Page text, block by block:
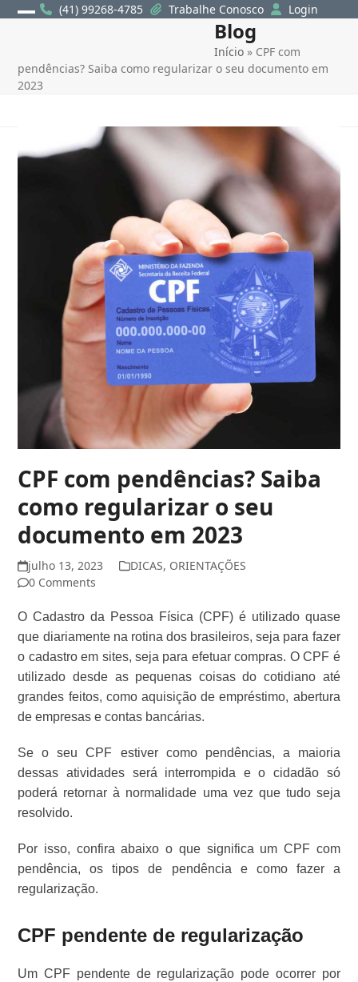
Skip
(41) 99268-4785 Trabalhe Conosco Login
menu
menu
Blog
Início » CPF com
pendências? Saiba como regularizar o seu documento em
2023
CPF com pendências? Saiba
como regularizar o seu
documento em 2023
julho 13, 2023 DICAS, ORIENTAÇÕES
0 Comments
O Cadastro da Pessoa Física (CPF) é utilizado quase
que diariamente na rotina dos brasileiros, seja para fazer
o cadastro em sites, seja para efetuar compras. O CPF é
utilizado desde as pequenas coisas do cotidiano até
grandes feitos, como aquisição de empréstimo, abertura
de empresas e contas bancárias.
Se o seu CPF estiver como pendências, a maioria
dessas atividades será interrompida e o cidadão só
poderá retornar à normalidade uma vez que tudo seja
resolvido.
Por isso, confira abaixo o que significa um CPF com
pendência, os tipos de pendência e como fazer a
regularização.
CPF pendente de regularização
Um CPF pendente de regularização pode ocorrer por